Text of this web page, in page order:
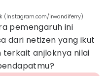
(Instagram.com/irwandiferry)
pemengaruh ini
dari netizen yang ikut
terkait anjloknya nilai